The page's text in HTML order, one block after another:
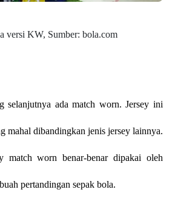
versi KW, Sumber: bola.com
selanjutnya ada match worn. Jersey ini
mahal dibandingkan jenis jersey lainnya.
match worn benar-benar dipakai oleh
pertandingan sepak bola.